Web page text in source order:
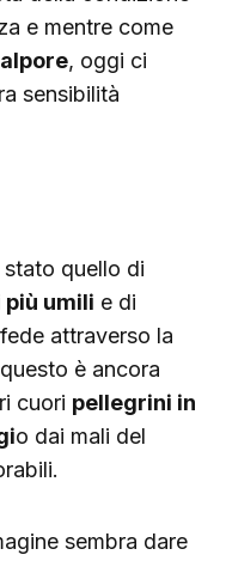
e mentre come
, oggi ci
sensibilità
stato quello di
umili e di
attraverso la
è ancora
cuori pellegrini in
o dai mali del
sembra dare